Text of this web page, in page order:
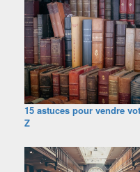
15 astuces pour vendre
Z